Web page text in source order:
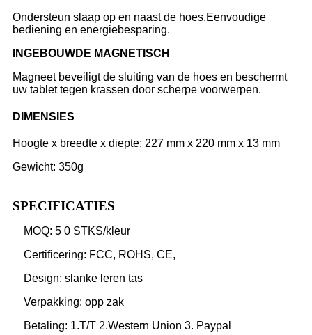
Ondersteun slaap op en naast de hoes.Eenvoudige
bediening en energiebesparing.
INGEBOUWDE MAGNETISCH
Magneet beveiligt de sluiting van de hoes en beschermt
uw tablet tegen krassen door scherpe voorwerpen.
DIMENSIES
Hoogte x breedte x diepte: 227 mm x 220 mm x 13 mm
Gewicht: 350g
SPECIFICATIES
MOQ: 5 0 STKS/kleur
Certificering: FCC, ROHS, CE,
Design: slanke leren tas
Verpakking: opp zak
Betaling: 1.T/T 2.Western Union 3. Paypal